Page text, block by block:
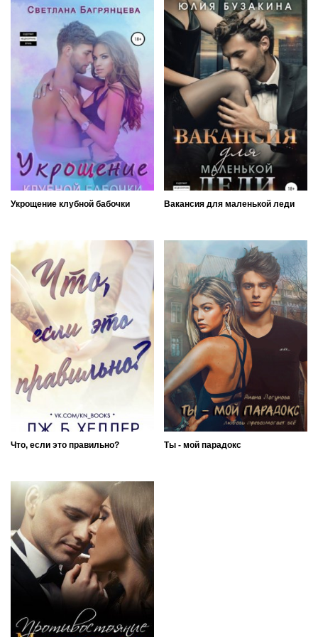
Укрощение клубной бабочки Вакансия для маленькой леди
Что, если это правильно? Ты - мой парадокс